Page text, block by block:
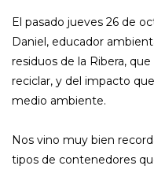
El pasado jueves 26 de
Daniel, educador
residuos de la Ribera,
reciclar, y del impacto
medio ambiente.
Nos vino muy bien
tipos de contenedores